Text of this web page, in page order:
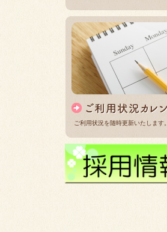
ご利用状況を随時更新いたします。